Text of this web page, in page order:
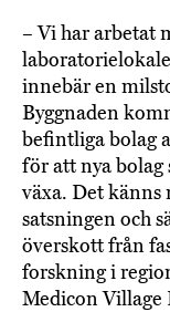
– Vi har arbetat
innebär en
Byggnaden
befintliga bolag
för att nya bolag
växa. Det känns
satsningen och
överskott från
forskning i
Medicon Village